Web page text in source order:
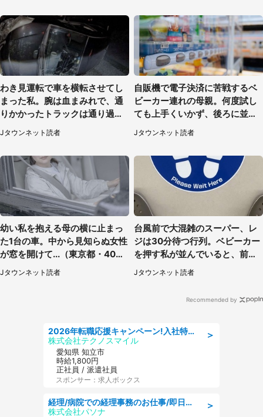
わき見運転で車を横転させてし
まった私。腕は血まみれで、通
りかかったトラックは通り過ぎ
ていき...（福岡県・30代女性）
Jタウンネット読者
自販機で電子決済に苦戦するベ
ビーカー連れの母親。何度試し
ても上手くいかず、後ろに並ん
でた私は思わず...（埼玉県・20
代女性）
Jタウンネット読者
幼い私を抱える母の横に止まっ
た1台の車。中から見知らぬ女性
が窓を開けて...（東京都・40代
Jタウンネット読者
台風前で大混雑のスーパー、レ
ジは30分待つ行列。ベビーカー
を押す私が並んでいると、前の
Jタウンネット読者
Recommended by
＞
2026年転職応援キャンペーン!入社特典58万円/デンソーで働こう!自動車工場で小型部品の検査業務 denso aichi
株式会社テクノスマイル
愛知県 知立市
時給1,800円
正社員 / 派遣社員
スポンサー：求人ボックス
＞
経理/病院での経理事務のお仕事/即日勤務可/車通勤可/経理/一般事務
株式会社パソナ